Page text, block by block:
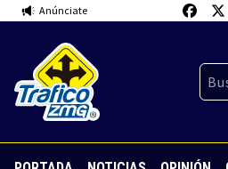
Anúnciate